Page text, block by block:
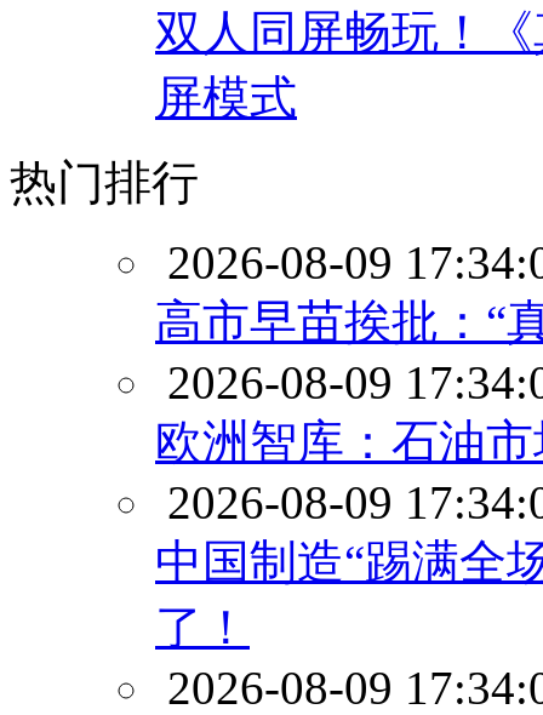
双人同屏畅玩！
屏模式
热门排行
2026-08-09
高市早苗挨批：“
2026-08-09
欧洲智库：石油
2026-08-09
中国制造“踢满全
了！
2026-08-09